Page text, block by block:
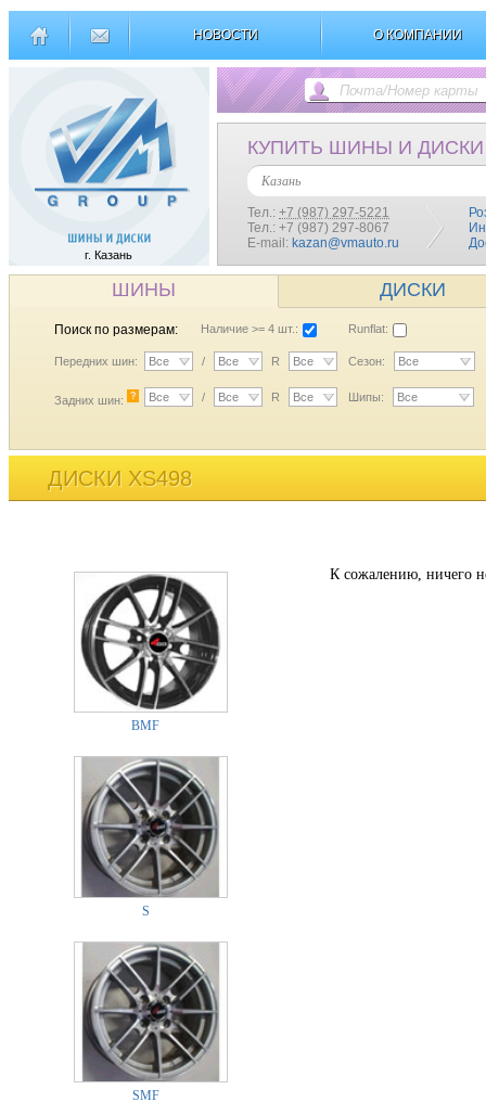
НОВОСТИ О КОМПАНИИ
г. Казань
КУПИТЬ ШИНЫ И ДИСКИ
Казань
Тел.: +7 (987) 297-5221
Тел.: +7 (987) 297-8067
E-mail: kazan@vmauto.ru
ШИНЫ ДИСКИ
Поиск по размерам: Наличие >= 4 шт.: Runflat:
Передних шин: Все / Все R Все Сезон: Все
Задних шин: ? Все / Все R Все Шипы: Все
ДИСКИ XS498
BMF
S
SMF
К сожалению, ничего